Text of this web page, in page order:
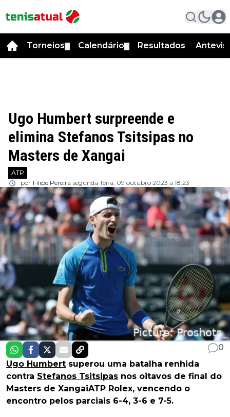
Torneios Calendário Resultados
Ugo Humbert surpreende e
elimina Stefanos Tsitsipas no
Masters de Xangai
ATP
por Filipe Pereira segunda-feira, 09 outubro 2023 a 18:23
0
Ugo Humbert superou uma batalha renhida
contra Stefanos Tsitsipas nos oitavos de final do
Masters de XangaiATP Rolex, vencendo o
encontro pelos parciais 6-4, 3-6 e 7-5.